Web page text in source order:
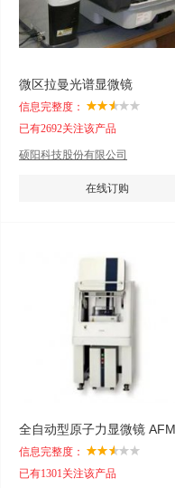
微区拉曼光谱显微镜
信息完整度：
已有2692关注该产品
硕阳科技股份有限公司
在线订购
信息完整度：
已有1301关注该产品